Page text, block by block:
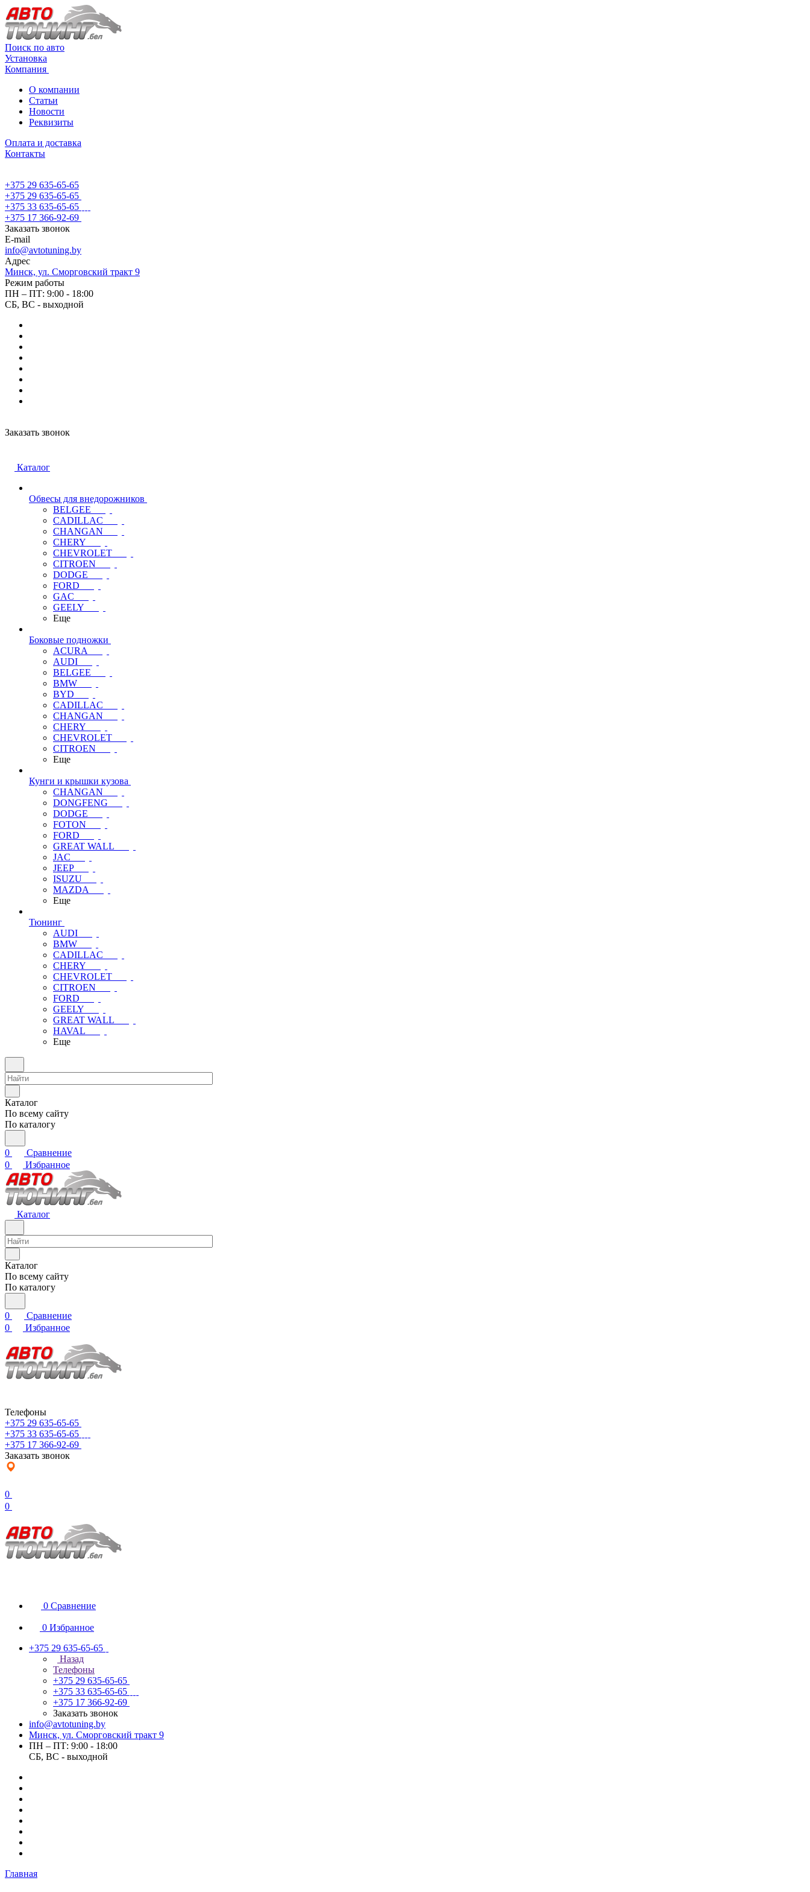
Поиск по авто
Установка
Компания
О компании
Статьи
Новости
Реквизиты
Оплата и доставка
Контакты
+375 29 635-65-65
+375 29 635-65-65
+375 33 635-65-65
+375 17 366-92-69
Заказать звонок
E-mail
info@avtotuning.by
Адрес
Минск, ул. Сморговский тракт 9
Режим работы
ПН – ПТ: 9:00 - 18:00
СБ, ВС - выходной
Заказать звонок
Каталог
Обвесы для внедорожников
BELGEE
CADILLAC
CHANGAN
CHERY
CHEVROLET
CITROEN
DODGE
FORD
GAC
GEELY
Еще
Боковые подножки
ACURA
AUDI
BELGEE
BMW
BYD
CADILLAC
CHANGAN
CHERY
CHEVROLET
CITROEN
Еще
Кунги и крышки кузова
CHANGAN
DONGFENG
DODGE
FOTON
FORD
GREAT WALL
JAC
JEEP
ISUZU
MAZDA
Еще
Тюнинг
AUDI
BMW
CADILLAC
CHERY
CHEVROLET
CITROEN
FORD
GEELY
GREAT WALL
HAVAL
Еще
Каталог
По всему сайту
По каталогу
0
Сравнение
0
Избранное
Каталог
Каталог
По всему сайту
По каталогу
0
Сравнение
0
Избранное
Телефоны
+375 29 635-65-65
+375 33 635-65-65
+375 17 366-92-69
Заказать звонок
0
0
0 Сравнение
0 Избранное
+375 29 635-65-65
Назад
Телефоны
+375 29 635-65-65
+375 33 635-65-65
+375 17 366-92-69
Заказать звонок
info@avtotuning.by
Минск, ул. Сморговский тракт 9
ПН – ПТ: 9:00 - 18:00
СБ, ВС - выходной
Главная